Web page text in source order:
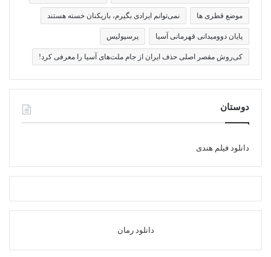
موضع قطری ها نمی‌توانم ایرادی بگیرم، بازیکنان خسته هستند
پایان دوومیدانی قهرمانی آسیا پرسپولیس
کی‌روش مقصر اصلی حذف ایران از جام ملت‌های آسیا را معرفی کرد!
دوستان
دانلود فیلم هندی
دانلود رمان